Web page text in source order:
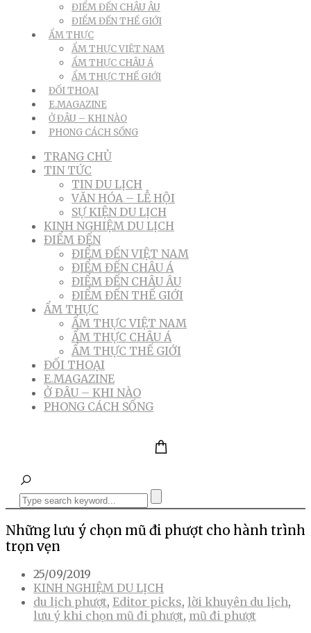
ĐIỂM ĐẾN CHÂU ÂU
ĐIỂM ĐẾN THẾ GIỚI
ẨM THỰC
ẨM THỰC VIỆT NAM
ẨM THỰC CHÂU Á
ẨM THỰC THẾ GIỚI
ĐỐI THOẠI
E.MAGAZINE
Ở ĐÂU – KHI NÀO
PHONG CÁCH SỐNG
TRANG CHỦ
TIN TỨC
TIN DU LỊCH
VĂN HÓA – LỄ HỘI
SỰ KIỆN DU LỊCH
KINH NGHIỆM DU LỊCH
ĐIỂM ĐẾN
ĐIỂM ĐẾN VIỆT NAM
ĐIỂM ĐẾN CHÂU Á
ĐIỂM ĐẾN CHÂU ÂU
ĐIỂM ĐẾN THẾ GIỚI
ẨM THỰC
ẨM THỰC VIỆT NAM
ẨM THỰC CHÂU Á
ẨM THỰC THẾ GIỚI
ĐỐI THOẠI
E.MAGAZINE
Ở ĐÂU – KHI NÀO
PHONG CÁCH SỐNG
Những lưu ý chọn mũ đi phượt cho hành trình
trọn vẹn
25/09/2019
KINH NGHIỆM DU LỊCH
du lịch phượt, Editor picks, lời khuyên du lịch,
lưu ý khi chọn mũ đi phượt, mũ đi phượt